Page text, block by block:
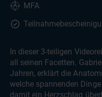
MFA
In dieser 3-teiligen
all seinen Facetten.
Jahren, erklärt die
welche spannenden
damit ein Herzschlag